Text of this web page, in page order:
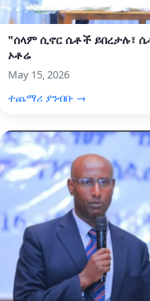
"ሰላም ሲኖር ሴቶች ይበረታሉ፣
ኦቶሬ
May 15, 2026
ተጨማሪ ያንብቡ →